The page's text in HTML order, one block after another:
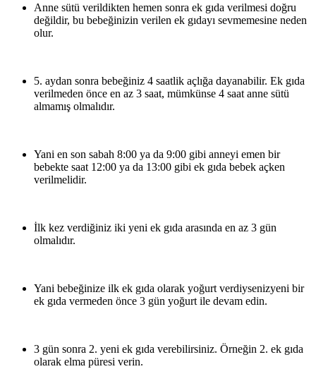
Anne sütü verildikten hemen sonra ek gıda verilmesi doğru
değildir, bu bebeğinizin verilen ek gıdayı sevmemesine neden
olur.
5. aydan sonra bebeğiniz 4 saatlik açlığa dayanabilir. Ek gıda
verilmeden önce en az 3 saat, mümkünse 4 saat anne sütü
almamış olmalıdır.
Yani en son sabah 8:00 ya da 9:00 gibi anneyi emen bir
bebekte saat 12:00 ya da 13:00 gibi ek gıda bebek açken
verilmelidir.
İlk kez verdiğiniz iki yeni ek gıda arasında en az 3 gün
olmalıdır.
Yani bebeğinize ilk ek gıda olarak yoğurt verdiysenizyeni bir
ek gıda vermeden önce 3 gün yoğurt ile devam edin.
3 gün sonra 2. yeni ek gıda verebilirsiniz. Örneğin 2. ek gıda
olarak elma püresi verin.